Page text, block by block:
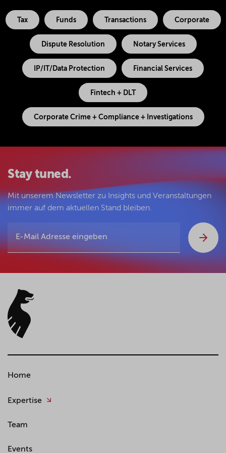
Tax Funds Transactions Corporate
Dispute Resolution Notary Services
IP/IT/Data Protection Financial Services
Fintech + DLT
Corporate Crime + Compliance + Investigations
Stay tuned.
Mit unserem Newsletter zu Insights und Veranstaltungen
immer auf dem aktuellen Stand bleiben.
Home
Expertise
Team
Events